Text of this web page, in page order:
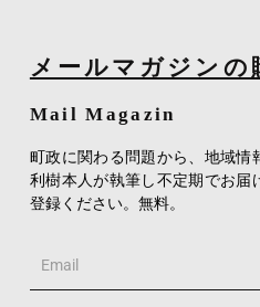
メールマガジンの
Mail Magazin
町政に関わる問題から、地域情
利樹本人が執筆し不定期でお届
登録ください。無料。
Email